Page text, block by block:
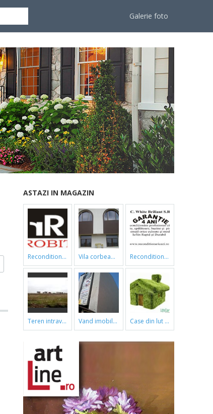
Galerie foto
ASTAZI IN MAGAZIN
reconditionari cazi de baie vila corbeanca reconditionari cazi de baie
teren intravilan vand imobil ,790m,piata gorjului,pret negociabil case din lut si paie